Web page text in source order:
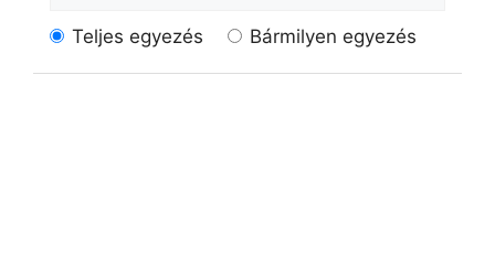
Teljes egyezés Bármilyen egyezés